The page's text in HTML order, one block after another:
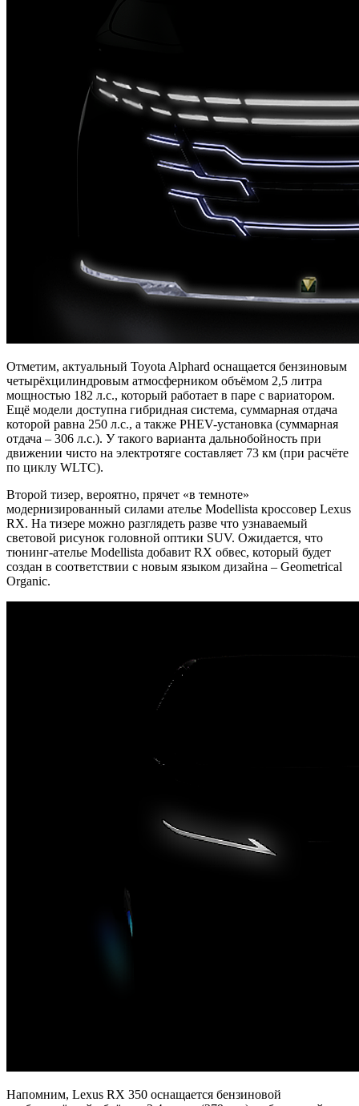
Отметим, актуальный Toyota Alphard оснащается бензиновым
четырёхцилиндровым атмосферником объёмом 2,5 литра
мощностью 182 л.с., который работает в паре с вариатором.
Ещё модели доступна гибридная система, суммарная отдача
которой равна 250 л.с., а также PHEV-установка (суммарная
отдача – 306 л.с.). У такого варианта дальнобойность при
движении чисто на электротяге составляет 73 км (при расчёте
по циклу WLTC).
Второй тизер, вероятно, прячет «в темноте»
модернизированный силами ателье Modellista кроссовер Lexus
RX. На тизере можно разглядеть разве что узнаваемый
световой рисунок головной оптики SUV. Ожидается, что
тюнинг-ателье Modellista добавит RX обвес, который будет
создан в соответствии с новым языком дизайна – Geometrical
Organic.
Напомним, Lexus RX 350 оснащается бензиновой